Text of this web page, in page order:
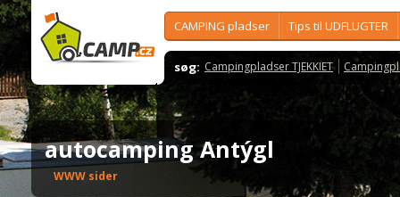
CAMPING pladser Tips til UDFLUGTER
søg: Campingpladser TJEKKIET
autocamping Antýgl
WWW sider